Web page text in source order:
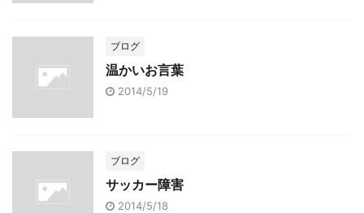
ブログ
温かいお言葉
2014/5/19
ブログ
サッカー障害
2014/5/18